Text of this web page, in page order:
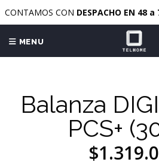
CONTAMOS CON DESPACHO EN 48 a
MENU
Balanza
PCS+